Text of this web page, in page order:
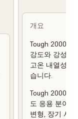
개요
Tough 2000
강도와 강성이
고온 내열성
습니다.
Tough 2000
도 응용 분야
변형, 장기 사